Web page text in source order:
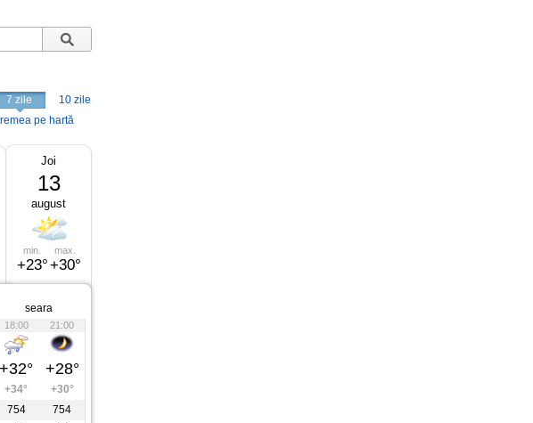
7 zile
10 zile
pe hartă
Joi
13
august
min.
+23°
max.
+30°
seara
18:00 21:00
+32° +28°
+34°
+30°
754
754